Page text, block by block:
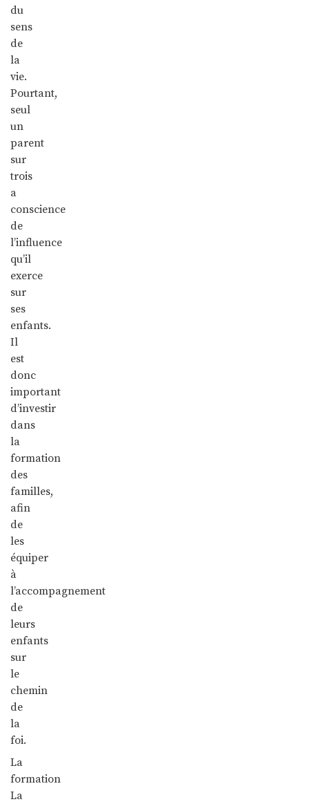
du
sens
de
la
vie.
Pourtant,
seul
un
parent
sur
trois
a
conscience
de
l’influence
qu’il
exerce
sur
ses
enfants.
Il
est
donc
important
d’investir
dans
la
formation
des
familles,
afin
de
les
équiper
à
l’accompagnement
de
leurs
enfants
sur
le
chemin
de
la
foi.
La
formation
La